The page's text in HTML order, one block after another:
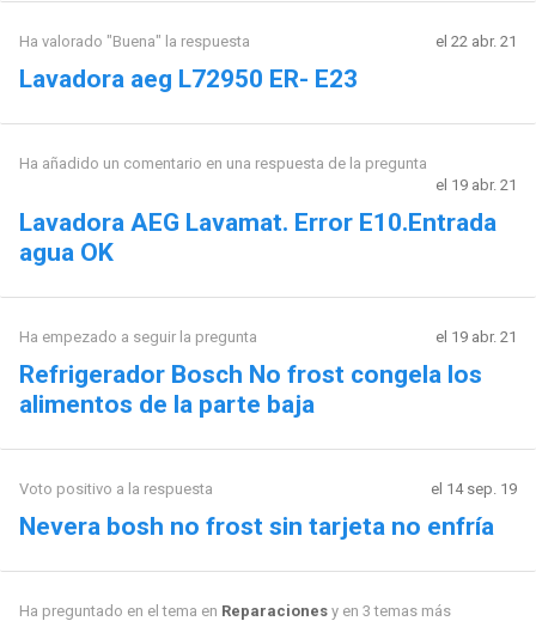
Ha valorado "Buena" la respuesta el 22 abr. 21
Lavadora aeg L72950 ER- E23
Ha añadido un comentario en una respuesta de la pregunta
el 19 abr. 21
Lavadora AEG Lavamat. Error E10.Entrada
agua OK
Ha empezado a seguir la pregunta el 19 abr. 21
Refrigerador Bosch No frost congela los
alimentos de la parte baja
Voto positivo a la respuesta el 14 sep. 19
Nevera bosh no frost sin tarjeta no enfría
Ha preguntado en el tema en Reparacionesy en 3 temas más